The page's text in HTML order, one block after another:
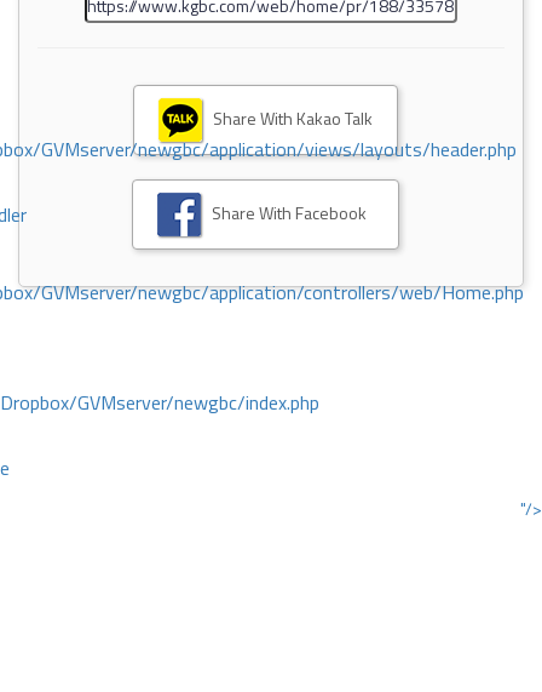
GVMserver/newgbc/application/views/layouts/header.php
GVMserver/newgbc/application/controllers/web/Home.php
GVMserver/newgbc/index.php
"/>
Share With Kakao Talk
Share With Facebook